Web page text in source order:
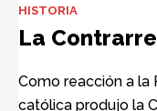
HISTORIA
La
Como reacción a la
católica produjo la